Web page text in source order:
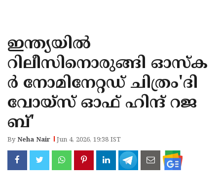
KANNUR
KASARAGOD
ഇന്ത്യയിൽ
റിലീസിനൊരുങ്ങി ഓസ്‌ക
ർ നോമിനേറ്റഡ് ചിത്രം'ദി
വോയ്‌സ് ഓഫ് ഹിന്ദ് റജ
ബ്'
ByNeha Nair Jun 4, 2026, 19:38 IST